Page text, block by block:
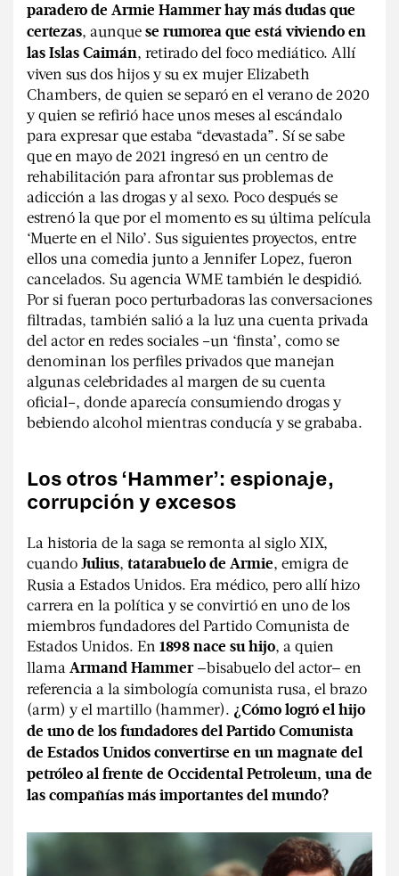
paradero de Armie Hammer hay más dudas que
certezas, aunquese rumorea que está viviendo en
las Islas Caimán, retirado del foco mediático. Allí
viven sus dos hijos y su ex mujer Elizabeth
Chambers, de quien se separó en el verano de 2020
y quien se refirió hace unos meses al escándalo
para expresar que estaba “devastada”. Sí se sabe
que en mayo de 2021 ingresó en un centro de
rehabilitación para afrontar sus problemas de
adicción a las drogas y al sexo. Poco después se
estrenó la que por el momento es su última película
‘Muerte en el Nilo’. Sus siguientes proyectos, entre
ellos una comedia junto a Jennifer Lopez, fueron
cancelados. Su agencia WME también le despidió.
Por si fueran poco perturbadoras las conversaciones
filtradas, también salió a la luz una cuenta privada
del actor en redes sociales –un ‘finsta’, como se
denominan los perfiles privados que manejan
algunas celebridades al margen de su cuenta
oficial–, donde aparecía consumiendo drogas y
bebiendo alcohol mientras conducía y se grababa.
Los otros ‘Hammer’: espionaje,
corrupción y excesos
La historia de la saga se remonta al siglo XIX,
cuandoJulius, tatarabuelo de Armie, emigra de
Rusia a Estados Unidos. Era médico, pero allí hizo
carrera en la política y se convirtió en uno de los
miembros fundadores del Partido Comunista de
Estados Unidos. En 1898 nace su hijo, a quien
llama Armand Hammer—bisabuelo del actor— en
referencia a la simbología comunista rusa, el brazo
(arm) y el martillo (hammer). ¿Cómo logró el hijo
de uno de los fundadores del Partido Comunista
de Estados Unidos convertirse en un magnate del
petróleo al frente de Occidental Petroleum, una de
las compañías más importantes del mundo?